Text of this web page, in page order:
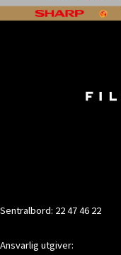
Sentralbord: 22 47 46 22
Ansvarlig utgiver: